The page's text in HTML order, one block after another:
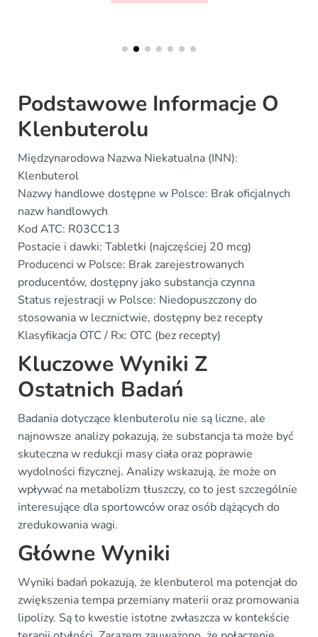
Podstawowe Informacje O
Klenbuterolu
Międzynarodowa Nazwa Niekatualna (INN):
Klenbuterol
Nazwy handlowe dostępne w Polsce: Brak oficjalnych
nazw handlowych
Kod ATC: R03CC13
Postacie i dawki: Tabletki (najczęściej 20 mcg)
Producenci w Polsce: Brak zarejestrowanych
producentów, dostępny jako substancja czynna
Status rejestracji w Polsce: Niedopuszczony do
stosowania w lecznictwie, dostępny bez recepty
Klasyfikacja OTC / Rx: OTC (bez recepty)
Kluczowe Wyniki Z
Ostatnich Badań
Badania dotyczące klenbuterolu nie są liczne, ale
najnowsze analizy pokazują, że substancja ta może być
skuteczna w redukcji masy ciała oraz poprawie
wydolności fizycznej. Analizy wskazują, że może on
wpływać na metabolizm tłuszczy, co to jest szczególnie
interesujące dla sportowców oraz osób dążących do
zredukowania wagi.
Główne Wyniki
Wyniki badań pokazują, że klenbuterol ma potencjał do
zwiększenia tempa przemiany materii oraz promowania
lipolizy. Są to kwestie istotne zwłaszcza w kontekście